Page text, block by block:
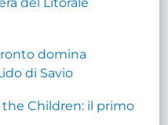
domina
di Savio
the Children: il primo